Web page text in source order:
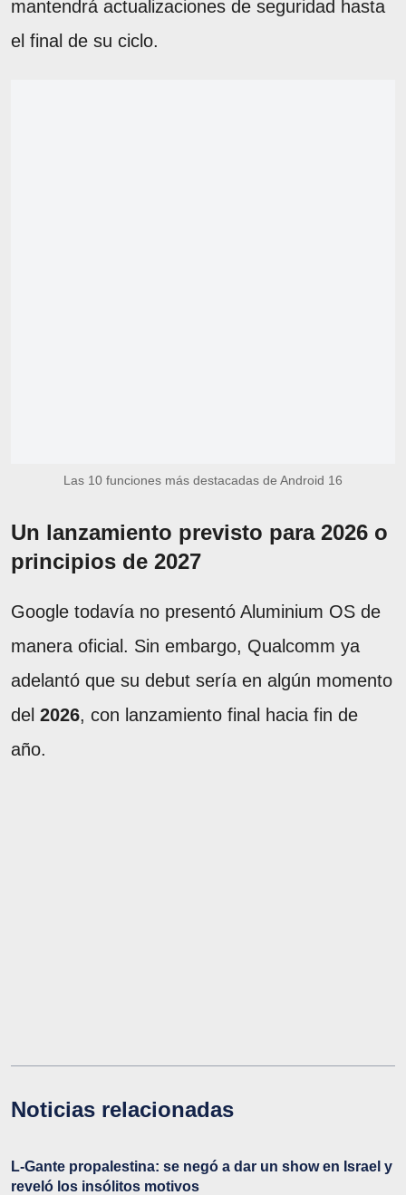
mantendrá actualizaciones de seguridad hasta
el final de su ciclo.
Las 10 funciones más destacadas de Android 16
Un lanzamiento previsto para 2026 o
principios de 2027
Google todavía no presentó Aluminium OS de
manera oficial. Sin embargo, Qualcomm ya
adelantó que su debut sería en algún momento
del 2026, con lanzamiento final hacia fin de
año.
Noticias relacionadas
L-Gante propalestina: se negó a dar un show en Israel y
reveló los insólitos motivos